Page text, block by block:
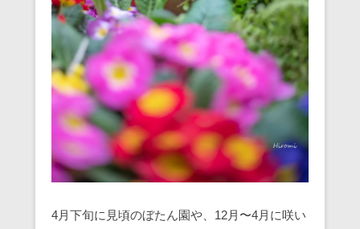
4月下旬に見頃のぼたん園や、12月〜4月に咲い